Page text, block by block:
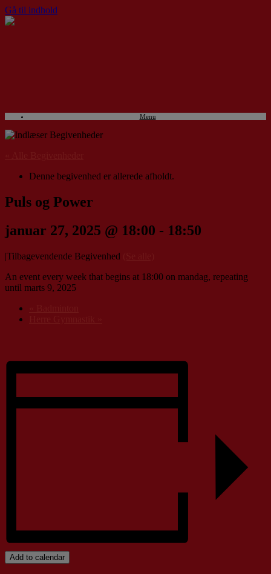
Gå til indhold
Menu
Denne begivenhed er allerede afholdt.
Puls og Power
januar 27, 2025 @ 18:00 - 18:50
|Tilbagevendende Begivenhed
An event every week that begins at 18:00 on mandag, repeating
until marts 9, 2025
Add to calendar